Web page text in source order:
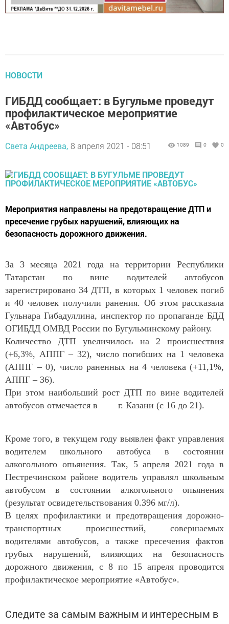
НОВОСТИ
ГИБДД сообщает: в Бугульме проведут
профилактическое мероприятие
«Автобус»
Света Андреева, 8 апреля 2021 - 08:51 1089 0 0
Мероприятия направлены на предотвращение ДТП и
пресечение грубых нарушений, влияющих на
безопасность дорожного движения.
За 3 месяца 2021 года на территории Республики
Татарстан по вине водителей автобусов
зарегистрировано 34 ДТП, в которых 1 человек погиб
и 40 человек получили ранения. Об этом рассказала
Гульнара Гибадуллина, инспектор по пропаганде БДД
ОГИБДД ОМВД России по Бугульминскому району.
Количество ДТП увеличилось на 2 происшествия
(+6,3%, АППГ – 32), число погибших на 1 человека
(АППГ – 0), число раненных на 4 человека (+11,1%,
АППГ – 36).
При этом наибольший рост ДТП по вине водителей
автобусов отмечается в г. Казани (с 16 до 21).
Кроме того, в текущем году выявлен факт управления
водителем школьного автобуса в состоянии
алкогольного опьянения. Так, 5 апреля 2021 года в
Пестречинском районе водитель управлял школьным
автобусом в состоянии алкогольного опьянения
(результат освидетельствования 0.396 мг/л).
В целях профилактики и предотвращения дорожно-
транспортных происшествий, совершаемых
водителями автобусов, а также пресечения фактов
грубых нарушений, влияющих на безопасность
дорожного движения, с 8 по 15 апреля проводится
профилактическое мероприятие «Автобус».
Следите за самым важным и интересным в